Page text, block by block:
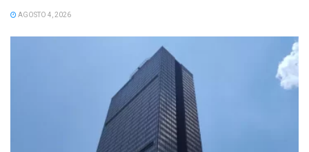
AGOSTO 4, 2026